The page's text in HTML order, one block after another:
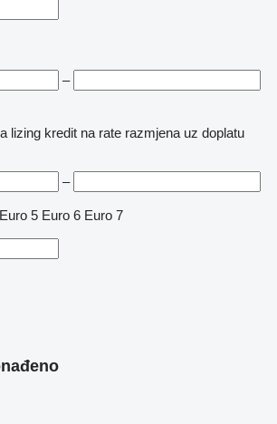
–
lizing kredit na rate razmjena uz doplatu
–
Euro 5 Euro 6 Euro 7